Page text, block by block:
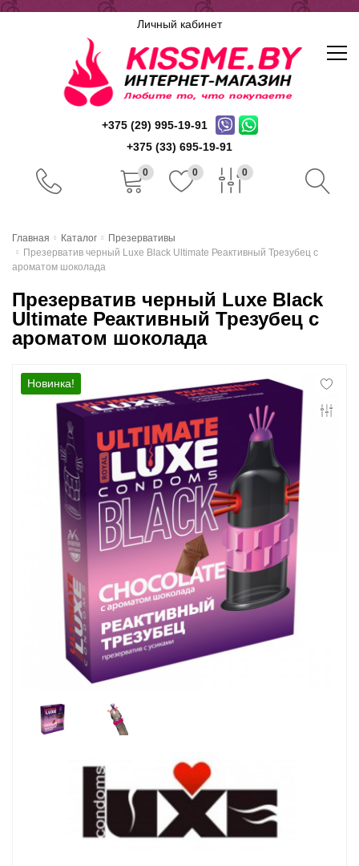
Личный кабинет
+375 (29) 995-19-91
+375 (33) 695-19-91
0 0 0
Доставка и оплата
Скидочная система
Конфиденциальность
Гарантии и возврат
Беспроцентная рассрочка
Главная Каталог
Презервативы
Презерватив черный Luxe Black Ultimate Реактивный Трезубец с
ароматом шоколада
Презерватив черный Luxe Black
Ultimate Реактивный Трезубец с
ароматом шоколада
Новинка!